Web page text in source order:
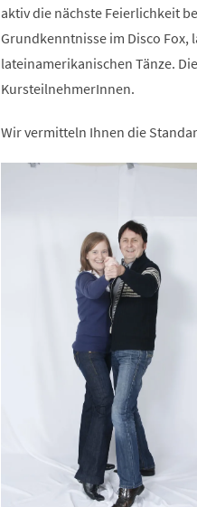
aktiv die nächste Feierlichkeit
Grundkenntnisse im Disco Fox,
lateinamerikanischen Tänze.
KursteilnehmerInnen.
Wir vermitteln Ihnen die